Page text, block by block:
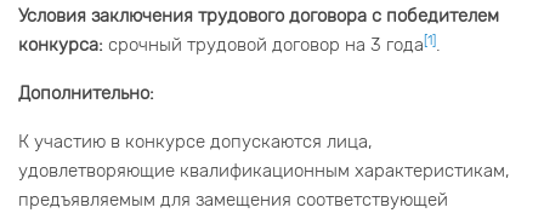
Условия заключения трудового договора с победителем
конкурса: срочный трудовой договор на 3 года[1].
Дополнительно:
К участию в конкурсе допускаются лица,
удовлетворяющие квалификационным характеристикам,
предъявляемым для замещения соответствующей